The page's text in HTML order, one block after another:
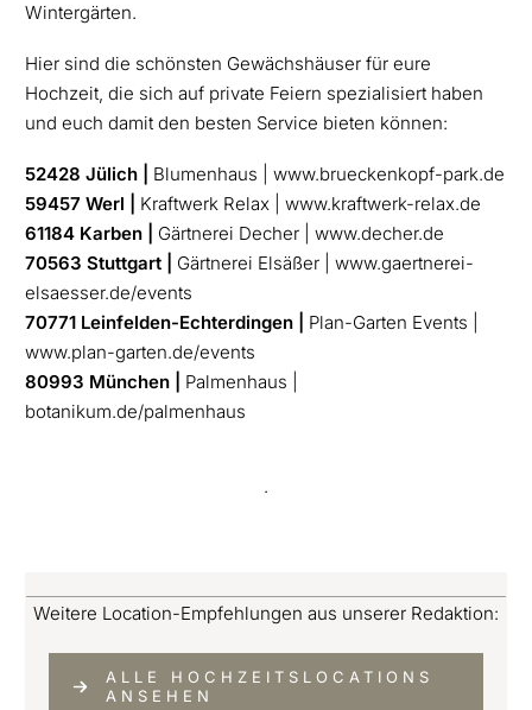
Wintergärten.
Hier sind die schönsten Gewächshäuser für eure
Hochzeit, die sich auf private Feiern spezialisiert haben
und euch damit den besten Service bieten können:
52428 Jülich | Blumenhaus | www.brueckenkopf-park.de
59457 Werl | Kraftwerk Relax | www.kraftwerk-relax.de
61184 Karben | Gärtnerei Decher | www.decher.de
70563 Stuttgart | Gärtnerei Elsäßer | www.gaertnerei-
elsaesser.de/events
70771 Leinfelden-Echterdingen | Plan-Garten Events |
www.plan-garten.de/events
80993 München | Palmenhaus |
botanikum.de/palmenhaus
Weitere Location-Empfehlungen aus unserer Redaktion:
ALLE HOCHZEITSLOCATIONS
ANSEHEN